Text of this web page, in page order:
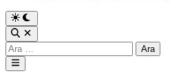
Arama:
Main
Menu